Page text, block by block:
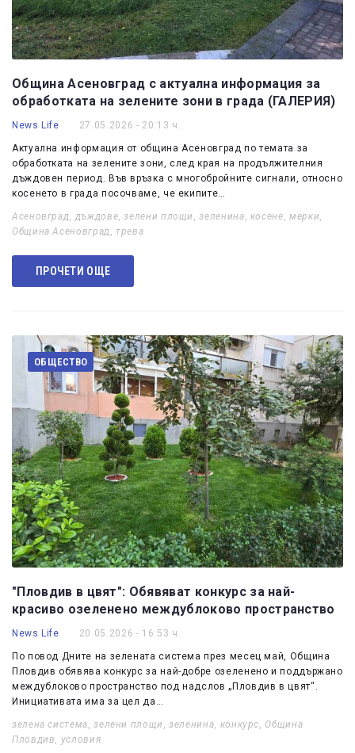
Община Асеновград с актуална информация за
обработката на зелените зони в града (ГАЛЕРИЯ)
News Life 27.05.2026 - 20:13 ч.
Актуална информация от община Асеновград по темата за
обработката на зелените зони, след края на продължителния
дъждовен период. Във връзка с многобройните сигнали, относно
косенето в града посочваме, че екипите…
Асеновград, дъждове,зелени площи ,зеленина, косене, мерки,
Община Асеновград ,трева
ПРОЧЕТИ ОЩЕ
ОБЩЕСТВО
"Пловдив в цвят": Обявяват конкурс за най-
красиво озеленено междублоково пространство
News Life 20.05.2026 - 16:53 ч.
По повод Дните на зелената система през месец май, Община
Пловдив обявява конкурс за най-добре озеленено и поддържано
междублоково пространство под надслов „Пловдив в цвят“.
Инициативата има за цел да…
зелена система,зелени площи ,зеленина, конкурс, Община
Пловдив, условия